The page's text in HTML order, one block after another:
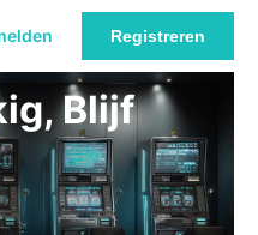
Registreren
Blijf